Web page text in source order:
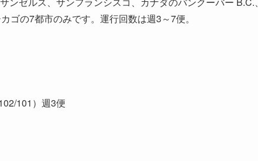
ゴの7都市のみです。運行回数は週3～7便。
101）週3便